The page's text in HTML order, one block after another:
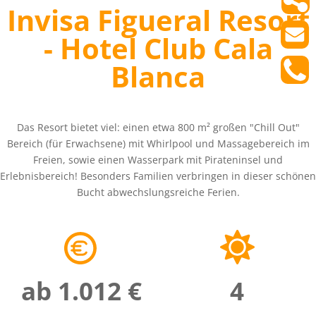
Invisa Figueral Resort
- Hotel Club Cala
Blanca
Das Resort bietet viel: einen etwa 800 m² großen "Chill Out"
Bereich (für Erwachsene) mit Whirlpool und Massagebereich im
Freien, sowie einen Wasserpark mit Pirateninsel und
Erlebnisbereich! Besonders Familien verbringen in dieser schönen
Bucht abwechslungsreiche Ferien.
ab 1.012 €
4